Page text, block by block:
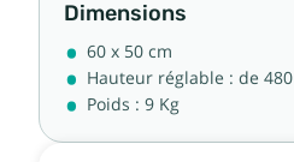
Dimensions
60 x 50 cm
Hauteur réglable : de
Poids : 9 Kg